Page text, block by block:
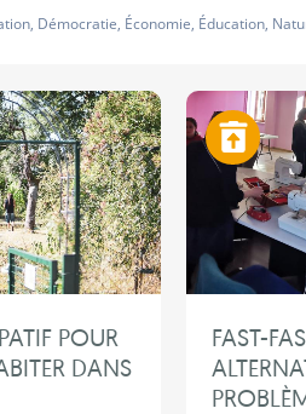
, Démocratie, Économie, Éducation,
POUR
DANS
Zéro
FAST-